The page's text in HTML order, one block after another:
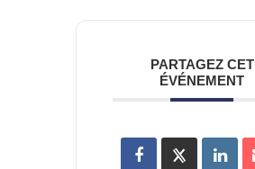
PARTAGEZ CET
ÉVÉNEMENT